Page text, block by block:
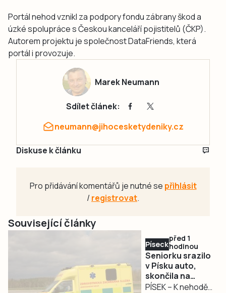
Portál nehod vznikl za podpory fondu zábrany škod a
úzké spolupráce s Českou kanceláří pojistitelů (ČKP).
Autorem projektu je společnost DataFriends, která
portál i provozuje.
Marek Neumann
Sdílet článek:
neumann@jihocesketydeniky.cz
Diskuse k článku
Pro přidávání komentářů je nutné se přihlásit
/registrovat.
Související články
Písecko
před 1
hodinou
Seniorku srazilo
v Písku auto,
skončila na
chirurgii
PÍSEK – K nehodě